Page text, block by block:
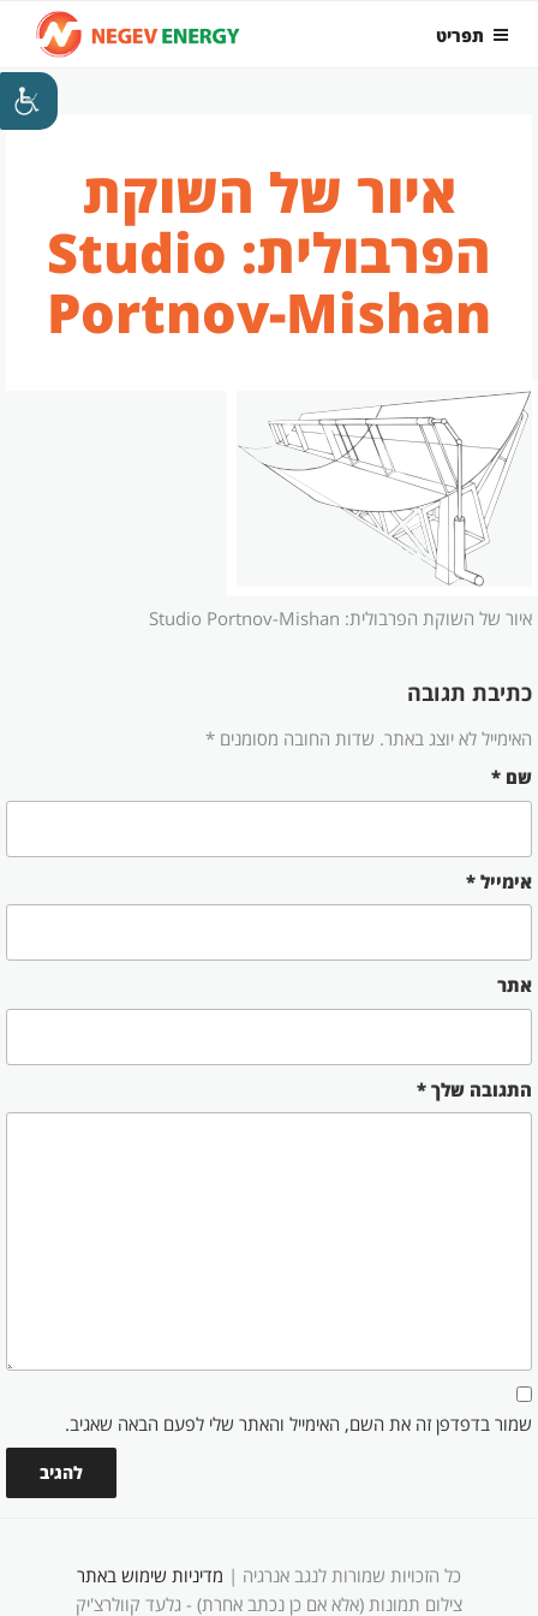
לתוכן
תפריט
איור של השוקת
הפרבולית: Studio
Portnov-Mishan
איור של השוקת הפרבולית: Studio Portnov-Mishan
כתיבת תגובה
האימייל לא יוצג באתר. שדות החובה מסומנים *
שם *
אימייל *
אתר
התגובה שלך *
שמור בדפדפן זה את השם, האימייל והאתר שלי לפעם הבאה שאגיב.
כל הזכויות שמורות לנגב אנרגיה | מדיניות שימוש באתר
צילום תמונות (אלא אם כן נכתב אחרת) - גלעד קוולרצ'יק